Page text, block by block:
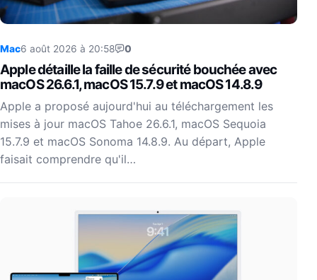
Mac6 août 2026 à 20:58 0
Apple détaille la faille de sécurité bouchée avec
macOS 26.6.1, macOS 15.7.9 et macOS 14.8.9
Apple a proposé aujourd'hui au téléchargement les
mises à jour macOS Tahoe 26.6.1, macOS Sequoia
15.7.9 et macOS Sonoma 14.8.9. Au départ, Apple
faisait comprendre qu'il…